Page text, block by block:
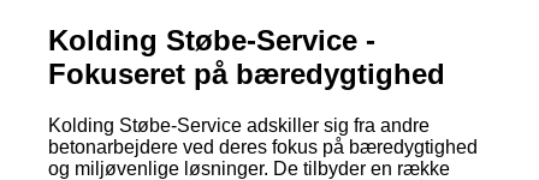
Kolding Støbe-Service -
Fokuseret på bæredygtighed
Kolding Støbe-Service adskiller sig fra andre
betonarbejdere ved deres fokus på bæredygtighed
og miljøvenlige løsninger. De tilbyder en række